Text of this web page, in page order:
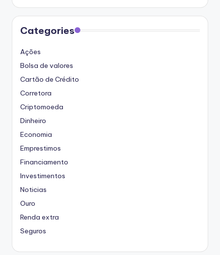
Categories
Ações
Bolsa de valores
Cartão de Crédito
Corretora
Criptomoeda
Dinheiro
Economia
Emprestimos
Financiamento
Investimentos
Noticias
Ouro
Renda extra
Seguros